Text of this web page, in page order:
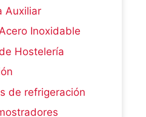
Auxiliar
Inoxidable
Hostelería
de refrigeración